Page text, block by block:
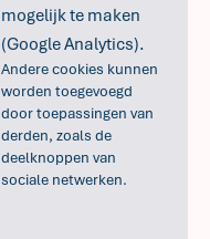
mogelijk te maken
(Google Analytics).
Andere cookies kunnen
worden toegevoegd
door toepassingen van
derden, zoals de
deelknoppen van
sociale netwerken.